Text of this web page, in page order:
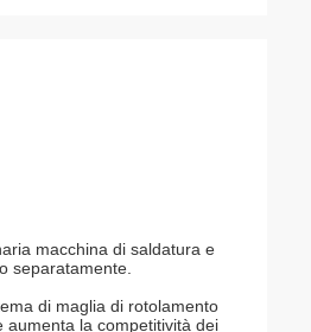
macchina di saldatura e
separatamente.
di maglia di rotolamento
aumenta la competitività dei